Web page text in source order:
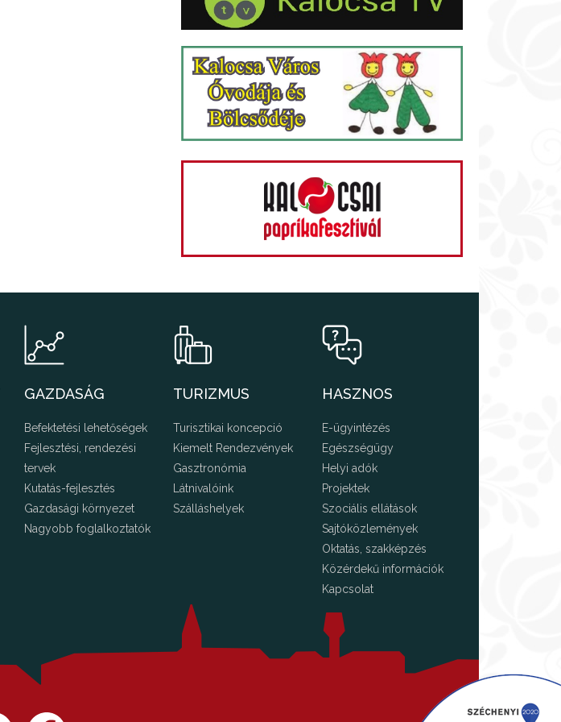
GAZDASÁG
Befektetési lehetőségek
Fejlesztési, rendezési
tervek
Kutatás-fejlesztés
Gazdasági környezet
Nagyobb foglalkoztatók
TURIZMUS
Turisztikai koncepció
Kiemelt Rendezvények
Gasztronómia
Látnivalóink
Szálláshelyek
HASZNOS
E-ügyintézés
Egészségügy
Helyi adók
Projektek
Szociális ellátások
Sajtóközlemények
Oktatás, szakképzés
Közérdekű információk
Kapcsolat